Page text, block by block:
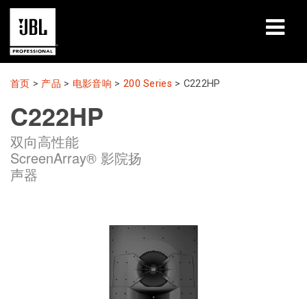
产品
案例研究
学习课程
培训
首页 > 产品 > 电影音响 > 200 Series > C222HP
C222HP
双向高性能
ScreenArray® 影院扬
声器